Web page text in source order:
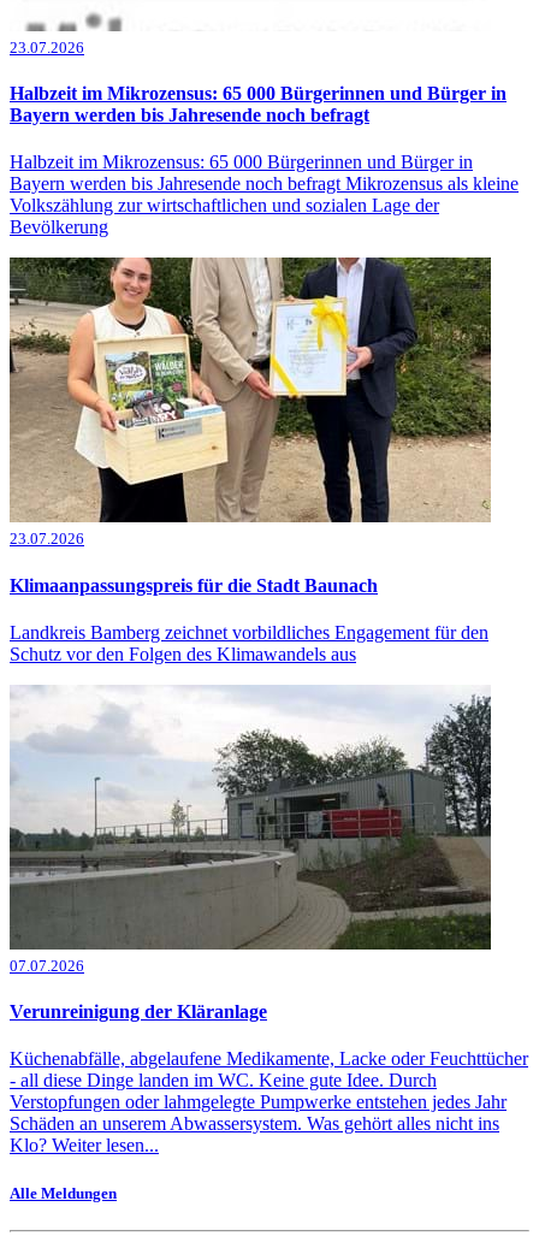
23.07.2026
Halbzeit im Mikrozensus: 65 000 Bürgerinnen und Bürger in
Bayern werden bis Jahresende noch befragt
Halbzeit im Mikrozensus: 65 000 Bürgerinnen und Bürger in
Bayern werden bis Jahresende noch befragt Mikrozensus als kleine
Volkszählung zur wirtschaftlichen und sozialen Lage der
Bevölkerung
23.07.2026
Klimaanpassungspreis für die Stadt Baunach
Landkreis Bamberg zeichnet vorbildliches Engagement für den
Schutz vor den Folgen des Klimawandels aus
07.07.2026
Verunreinigung der Kläranlage
Küchenabfälle, abgelaufene Medikamente, Lacke oder Feuchttücher
- all diese Dinge landen im WC. Keine gute Idee. Durch
Verstopfungen oder lahmgelegte Pumpwerke entstehen jedes Jahr
Schäden an unserem Abwassersystem. Was gehört alles nicht ins
Klo? Weiter lesen...
Alle Meldungen